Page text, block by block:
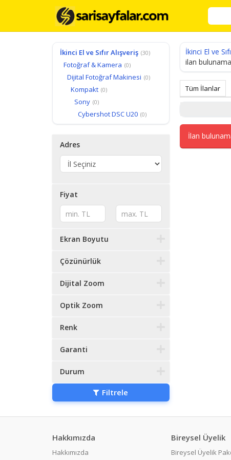
İkinci El ve Sıfır Alışveriş (30)
Fotoğraf & Kamera (0)
Dijital Fotoğraf Makinesi (0)
Kompakt (0)
Sony (0)
Cybershot DSC U20 (0)
Adres
Fiyat
Ekran Boyutu
Çözünürlük
Dijital Zoom
Optik Zoom
Renk
Garanti
Durum
Filtrele
İkinci El ve
ilan
Tüm İlanlar
İlan
Hakkımızda
Hakkımızda
Bireysel Üyelik
Bireysel Üyelik